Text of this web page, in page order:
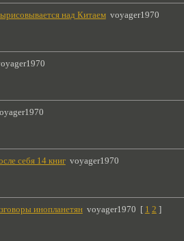
над Китаем voyager1970
себя 14 книг voyager1970
инопланетян voyager1970 [ 1 2 ]